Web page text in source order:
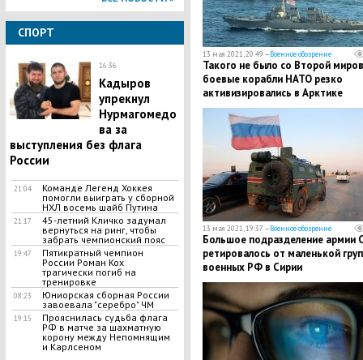
СПОРТ
16:36
Кадыров
упрекнул
Нурмагомедо
ва за
выступления без флага
России
21:04
Команде Легенд Хоккея
помогли выиграть у сборной
НХЛ восемь шайб Путина
21:17
45-летний Кличко задумал
вернуться на ринг, чтобы
забрать чемпионский пояс
19:47
Пятикратный чемпион
России Роман Кох
трагически погиб на
тренировке
08:23
Юниорская сборная России
завоевала "серебро" ЧМ
19:15
Прояснилась судьба флага
РФ в матче за шахматную
корону между Непомнящим
и Карлсеном
13 мая 2021, 20:49 —Военное обозрение
Такого не было со Второй
боевые корабли НАТО резко
активизировались в Арктике
13 мая 2021, 19:37 —Военное обозрение
Большое подразделение армии
ретировалось от маленькой
военных РФ в Сирии